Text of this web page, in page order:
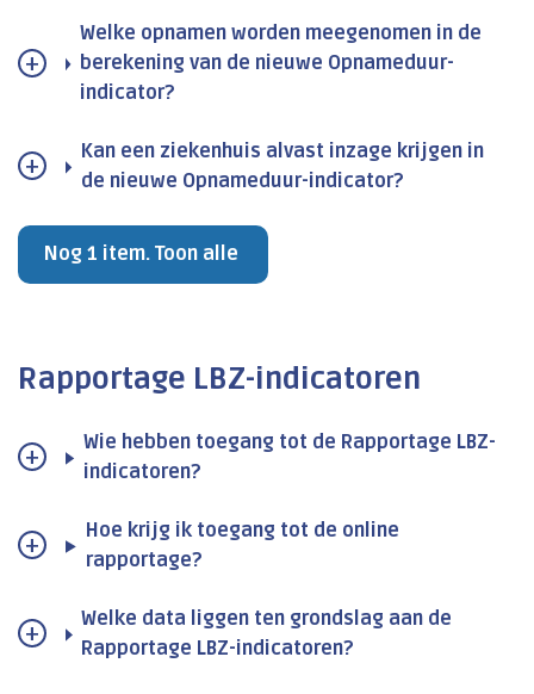
Welke opnamen worden meegenomen in de
berekening van de nieuwe Opnameduur-
indicator?
Kan een ziekenhuis alvast inzage krijgen in
de nieuwe Opnameduur-indicator?
Nog 1 item. Toon alle
Rapportage LBZ-indicatoren
Wie hebben toegang tot de Rapportage LBZ-
indicatoren?
Hoe krijg ik toegang tot de online
rapportage?
Welke data liggen ten grondslag aan de
Rapportage LBZ-indicatoren?